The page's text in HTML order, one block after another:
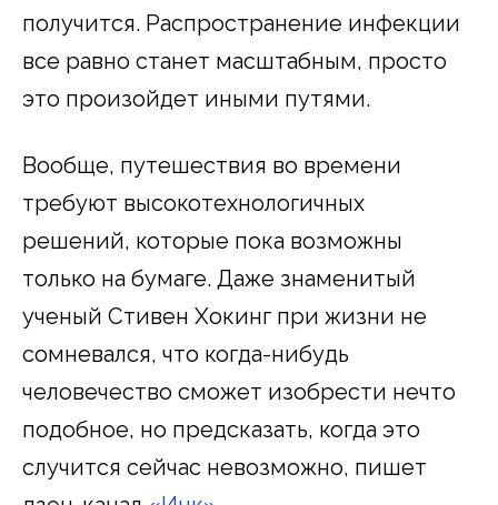
получится. Распространение инфекции
все равно станет масштабным, просто
это произойдет иными путями.
Вообще, путешествия во времени
требуют высокотехнологичных
решений, которые пока возможны
только на бумаге. Даже знаменитый
ученый Стивен Хокинг при жизни не
сомневался, что когда-нибудь
человечество сможет изобрести нечто
подобное, но предсказать, когда это
случится сейчас невозможно, пишет